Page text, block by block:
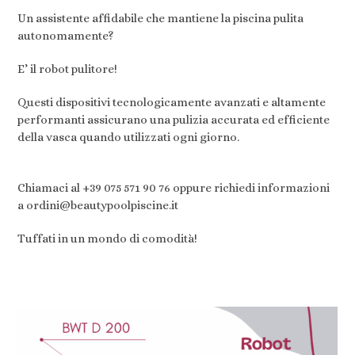
Un assistente affidabile che mantiene la piscina pulita
autonomamente?
E’ il robot pulitore!
Questi dispositivi tecnologicamente avanzati e altamente
performanti assicurano una pulizia accurata ed efficiente
della vasca quando utilizzati ogni giorno.
Chiamaci al +39 075 571 90 76 oppure richiedi informazioni
a ordini@beautypoolpiscine.it
Tuffati in un mondo di comodità!